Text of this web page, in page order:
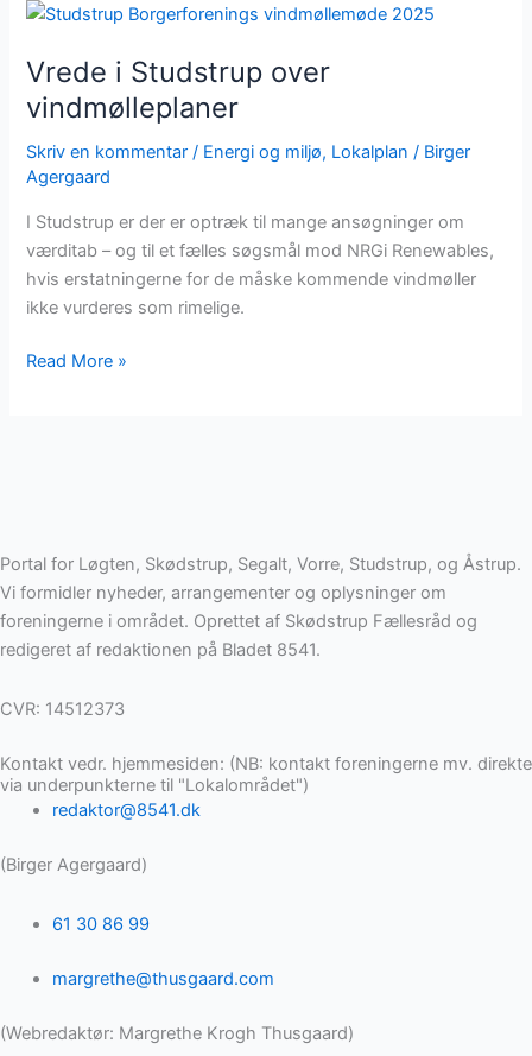
Vrede i Studstrup over
vindmølleplaner
Skriv en kommentar / Energi og miljø, Lokalplan / Birger
Agergaard
I Studstrup er der er optræk til mange ansøgninger om
værditab – og til et fælles søgsmål mod NRGi Renewables,
hvis erstatningerne for de måske kommende vindmøller
ikke vurderes som rimelige.
Vrede
Studstrup
over
vindmølleplaner
Read More »
Portal for Løgten, Skødstrup, Segalt, Vorre, Studstrup, og Åstrup.
Vi formidler nyheder, arrangementer og oplysninger om
foreningerne i området. Oprettet af Skødstrup Fællesråd og
redigeret af redaktionen på Bladet 8541.
CVR: 14512373
Kontakt vedr. hjemmesiden: (NB: kontakt foreningerne mv. direkte
via underpunkterne til "Lokalområdet")
redaktor@8541.dk
(Birger Agergaard)
61 30 86 99
margrethe@thusgaard.com
(Webredaktør: Margrethe Krogh Thusgaard)